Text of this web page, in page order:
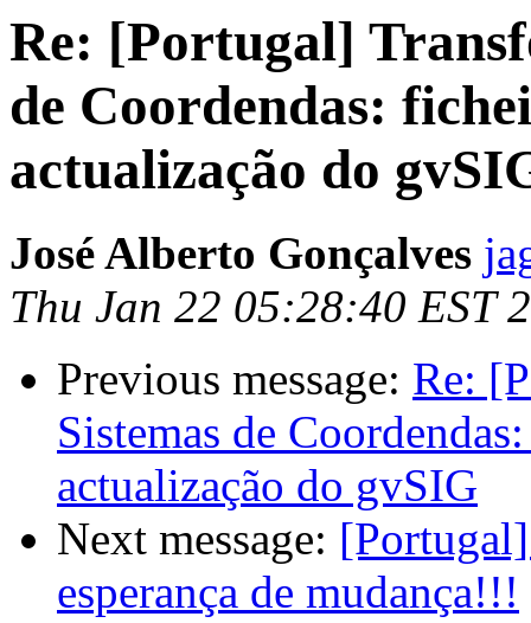
Re: [Portugal]
de Coordendas:
actualização do
José Alberto Gonçalves
Thu Jan 22 05:28:40 EST
Previous message: Re:
Sistemas de
actualização do gvSIG
Next message:
esperança de mudança!!!